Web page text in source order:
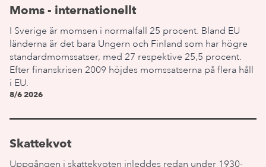
Moms - internationellt
I Sverige är momsen i normalfall 25 procent. Bland EU
länderna är det bara Ungern och Finland som har högre
standardmomssatser, med 27 respektive 25,5 procent.
Efter finanskrisen 2009 höjdes momssatserna på flera håll
i EU.
8/6 2026
Skattekvot
Uppgången i skattekvoten inleddes redan under 1930-